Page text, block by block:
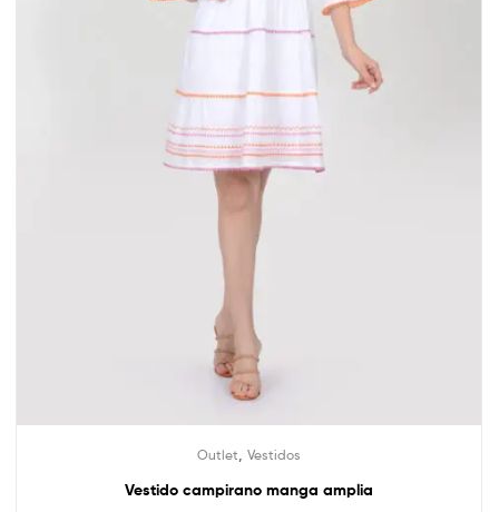
Outlet, Vestidos
Vestido campirano manga amplia